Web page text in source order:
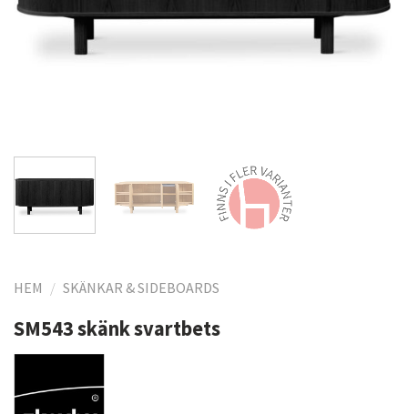
HEM / SKÄNKAR & SIDEBOARDS
SM543 skänk svartbets